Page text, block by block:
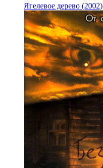
Ягелевое дерево (2002)